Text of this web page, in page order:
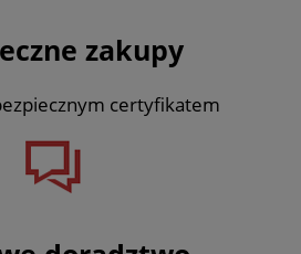
zakupy
certyfikatem